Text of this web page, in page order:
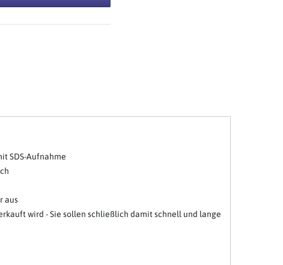
SDS-Aufnahme
aus
wird - Sie sollen schließlich damit schnell und lange